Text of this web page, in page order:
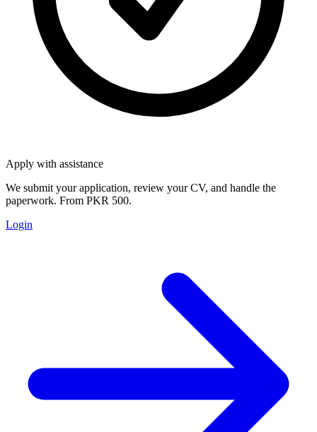
Apply with assistance
We submit your application, review your CV, and handle the
paperwork. From PKR 500.
Login